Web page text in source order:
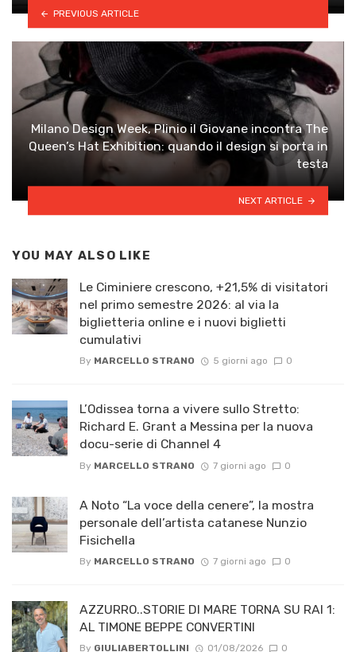
PREVIOUS ARTICLE
Milano Design Week, Plinio il Giovane incontra The
Queen’s Hat Exhibition: quando il design si porta in
testa
NEXT ARTICLE
YOU MAY ALSO LIKE
Le Ciminiere crescono, +21,5% di visitatori
nel primo semestre 2026: al via la
biglietteria online e i nuovi biglietti
cumulativi
By MARCELLO STRANO 5 giorni ago 0
L’Odissea torna a vivere sullo Stretto:
Richard E. Grant a Messina per la nuova
docu-serie di Channel 4
By MARCELLO STRANO 7 giorni ago 0
A Noto “La voce della cenere”, la mostra
personale dell’artista catanese Nunzio
Fisichella
By MARCELLO STRANO 7 giorni ago 0
AZZURRO..STORIE DI MARE TORNA SU RAI 1:
AL TIMONE BEPPE CONVERTINI
By GIULIABERTOLLINI 01/08/2026 0